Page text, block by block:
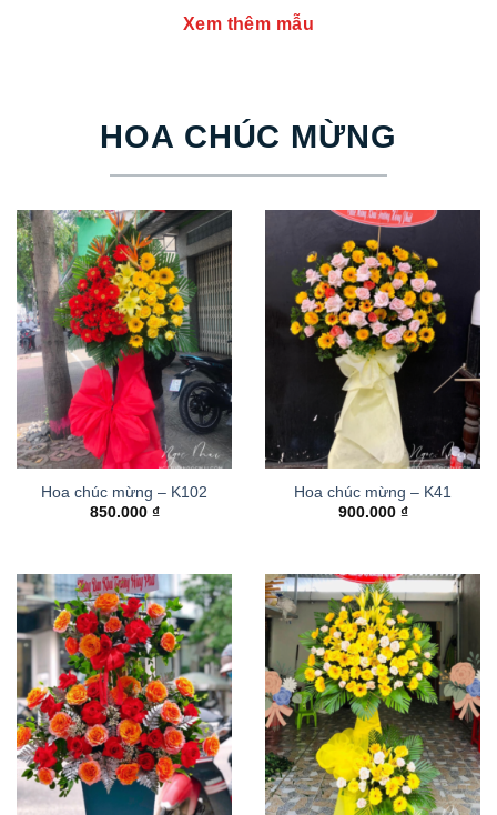
Xem thêm mẫu
HOA CHÚC MỪNG
Hoa chúc mừng – K102
850.000 ₫
Hoa chúc mừng – K41
900.000 ₫